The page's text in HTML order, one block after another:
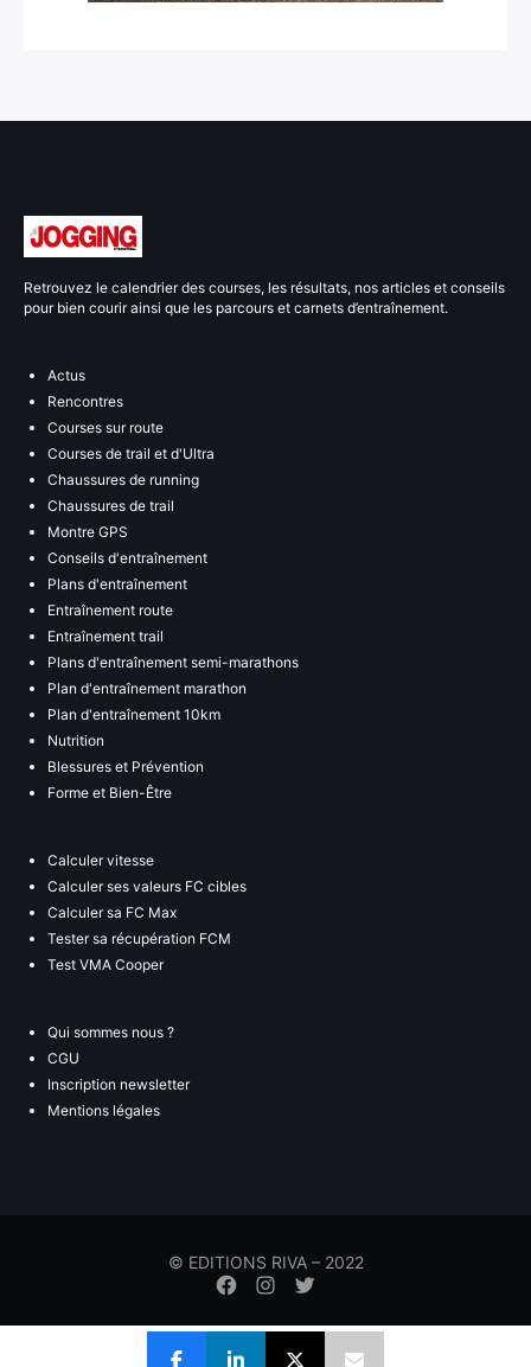
Retrouvez le calendrier des courses, les résultats, nos articles et conseils
pour bien courir ainsi que les parcours et carnets d’entraînement.
Actus
Rencontres
Courses sur route
Courses de trail et d'Ultra
Chaussures de running
Chaussures de trail
Montre GPS
Conseils d'entraînement
Plans d'entraînement
Entraînement route
Entraînement trail
Plans d'entraînement semi-marathons
Plan d'entraînement marathon
Plan d'entraînement 10km
Nutrition
Blessures et Prévention
Forme et Bien-Être
Calculer vitesse
Calculer ses valeurs FC cibles
Calculer sa FC Max
Tester sa récupération FCM
Test VMA Cooper
Qui sommes nous ?
CGU
Inscription newsletter
Mentions légales
© EDITIONS RIVA – 2022
Élément
menude
de